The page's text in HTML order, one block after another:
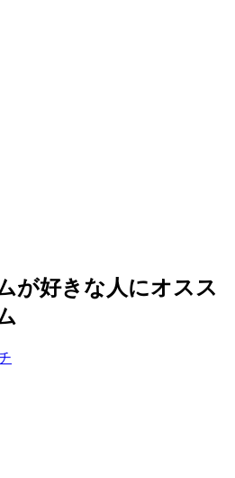
が好きな人にオスス